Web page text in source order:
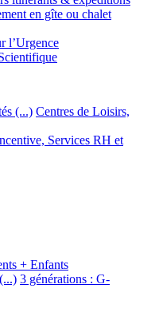
en gîte ou chalet
l’Urgence
(...) Centres de Loisirs,
Services RH et
+ Enfants
3 générations : G-